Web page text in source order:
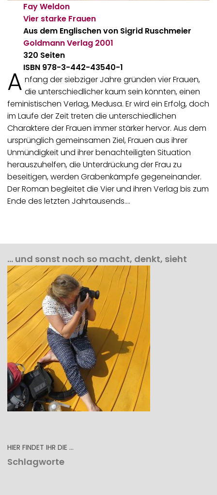
Fay Weldon
Vier starke Frauen
Aus dem Englischenvon Sigrid Ruschmeier
Goldmann Verlag 2001
320 Seiten
ISBN 978-3-442-43540-1
A nfang der siebziger Jahre gründen vier Frauen,
die unterschiedlicher kaum sein könnten, einen
feministischen Verlag, Medusa. Er wird ein Erfolg, doch
im Laufe der Zeit treten die unterschiedlichen
Charaktere der Frauen immer stärker hervor. Aus dem
ursprünglich gemeinsamen Ziel, Frauen aus ihrer
Unmündigkeit und ihrer benachteiligten Situation
herauszuhelfen, die Unterdrückung der Frau zu
beseitigen, werden Grabenkämpfe gegeneinander.
Der Roman begleitet die Vier und ihren Verlag bis zum
Ende des letzten Jahrtausends.…
… und sonst noch so macht, denkt, sieht
HIER FINDET IHR DIE …
Schlagworte